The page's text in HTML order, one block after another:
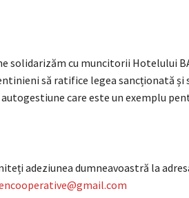
solidarizăm cu muncitorii Hotelului
să ratifice legea sancționată
care este un exemplu
adeziunea dumneavoastră la